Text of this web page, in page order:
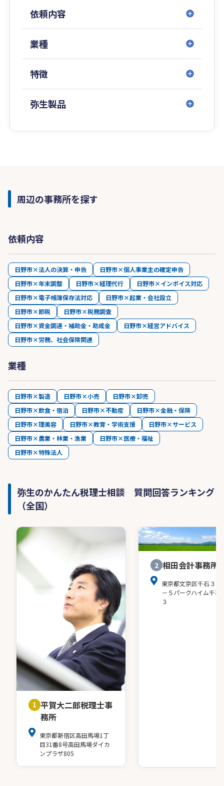
依頼内容
業種
特徴
弥生製品
周辺の事務所を探す
依頼内容
日野市×法人の決算・申告
日野市×個人事業主の確定申告
日野市×年末調整
日野市×経理代行
日野市×インボイス対応
日野市×電子帳簿保存法対応
日野市×起業・会社設立
日野市×節税
日野市×税務調査
日野市×資金調達・補助金・助成金
日野市×経営アドバイス
日野市×労務、社会保険関連
業種
日野市×製造 日野市×小売
日野市×卸売
日野市×飲食・宿泊
日野市×不動産
日野市×金融・保険
日野市×理美容
日野市×教育・学術支援
日野市×サービス
日野市×農業・林業・漁業
日野市×医療・福祉
日野市×特殊法人
弥生のかんたん税理士相談 質問回答ランキング
（全国）
1 平賀大二郎税理士事
務所
東京都新宿区高田馬場1丁
目31番8号高田馬場ダイカ
ンプラザ805
2 相田会計事務所
東京都文京区千石３－
－５パークハイム千石
３